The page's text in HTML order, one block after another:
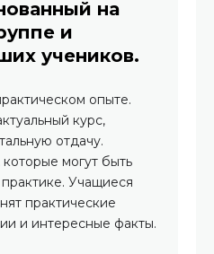
на
и
учеников.
опыте.
курс,
отдачу.
могут быть
Учащиеся
практические
и интересные факты.